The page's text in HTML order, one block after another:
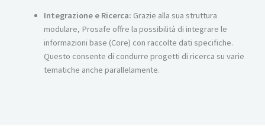
Integrazione e Ricerca: Grazie alla sua struttura
modulare, Prosafe offre la possibilità di integrare le
informazioni base (Core) con raccolte dati specifiche.
Questo consente di condurre progetti di ricerca su varie
tematiche anche parallelamente.